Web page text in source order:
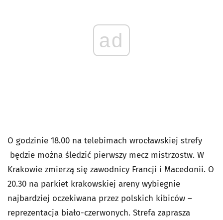
ad
O godzinie 18.00 na telebimach wrocławskiej strefy
będzie można śledzić pierwszy mecz mistrzostw. W
Krakowie zmierzą się zawodnicy Francji i Macedonii. O
20.30 na parkiet krakowskiej areny wybiegnie
najbardziej oczekiwana przez polskich kibiców –
reprezentacja biało-czerwonych. Strefa zaprasza